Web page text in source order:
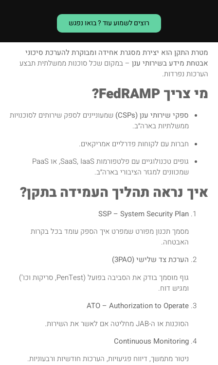
רוצים לשמוע עוד ? בואו נפגש
מטרת התקן הוא יצירת מסגרת אחידה ומבוקרת להערכת סיכוני
אבטחת מידע בשירותי ענן – במקום שכל סוכנות ממשלתית תבצע
הערכות נפרדות.
מי צריך FedRAMP?
ספקי שירותי ענן (CSPs)
שמעוניינים לספק שירותים לסוכנויות
ממשלתיות בארה״ב.
חברות עם לקוחות פדרליים אמריקאים.
גופים טכנולוגיים עם פלטפורמות SaaS, IaaS, או PaaS
שמכוונים למגזר הציבורי בארה״ב.
איך נראה תהליך העמידה בתקן?
SSP – System Security Plan
מסמך תכנון מפורט שמפרט איך הספק עומד בכל בקרות
האבטחה.
הערכת צד שלישי (3PAO)
גוף מוסמך בודק את הסביבה בפועל (PenTest, סריקות וכו’)
ומגיש דוח.
ATO – Authorization to Operate
הסוכנות או ה-JAB מחליטה אם לאשר את השירות.
Continuous Monitoring
ניטור מתמשך, דיווח פגיעויות, הערכות חודשיות ורבעוניות.